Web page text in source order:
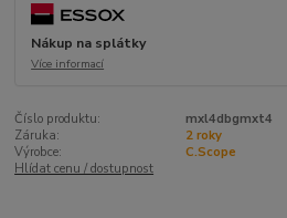
Nákup na splátky
Více informací
Číslo produktu:
mxl4dbgmxt4
Záruka:
2 roky
Výrobce:
C.Scope
Hlídat cenu / dostupnost